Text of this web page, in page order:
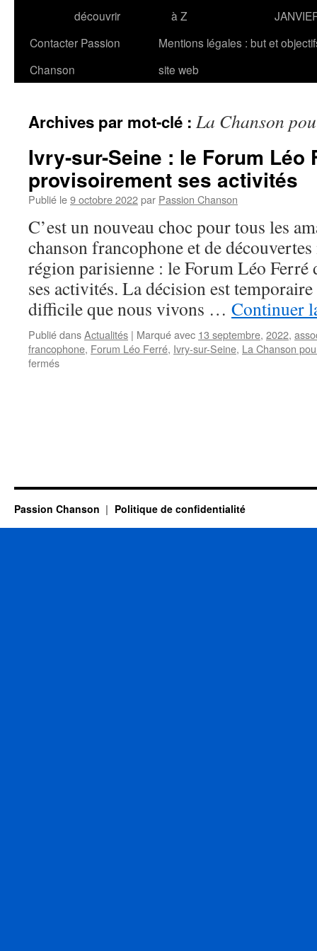
découvrir
à Z
Contacter Passion
Chanson
Mentions légales : but et
site web
Archives par mot-clé : La Chanson
Ivry-sur-Seine : le Forum Léo
provisoirement ses activités
Publié le9 octobre 2022par Passion Chanson
C’est un nouveau choc pour tous les
chanson francophone et de
région parisienne : le Forum Léo Ferré
ses activités. La décision est
difficile que nous vivons … Continuer
Publié dansActualités | Marqué avec 13 septembre, 2022,
francophone, Forum Léo Ferré, Ivry-sur-Seine, La Chanson
ferméssur
cesse
provisoirement
ses
activités
Passion Chanson Politique de confidentialité